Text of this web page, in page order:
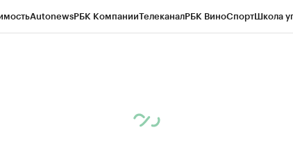
AutonewsРБК КомпанииТелеканалРБК ВиноСпортШкола